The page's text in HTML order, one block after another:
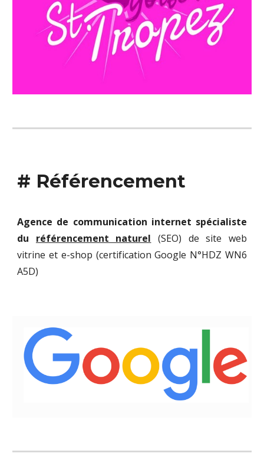
# Référencement
Agence de communication internet spécialiste
du référencement naturel (SEO) de site web
vitrine et e-shop (certification Google N°HDZ WN6
A5D)